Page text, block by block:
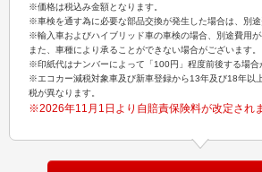
※価格は税込み金額となります。
※車検を通す為に必要な部品交換が発生した場合は、別途
※輸入車およびハイブリッド車の車検の場合、別途費用が
また、車種により承ることができない場合がございます。
※印紙代はナンバーによって「100円」程度前後する場合
※エコカー減税対象車及び新車登録から13年及び18年以
税が異なります。
※2026年11月1日より自賠責保険料が改定され